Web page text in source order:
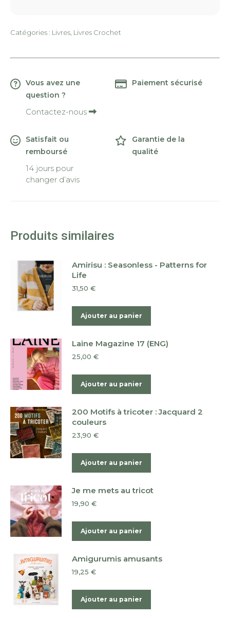
Catégories : Livres Livres Crochet
Vous avez une
question ?
Contactez-nous
Paiement sécurisé
Satisfait ou
remboursé
14 jours pour
changer d’avis
Garantie de la
qualité
Produits similaires
Amirisu : Seasonless - Patterns for
Life
31,50 €
Ajouter au panier
Laine Magazine 17 (ENG)
25,00 €
Ajouter au panier
200 Motifs à tricoter : Jacquard 2
couleurs
23,90 €
Ajouter au panier
Je me mets au tricot
19,90 €
Ajouter au panier
Amigurumis amusants
19,25 €
Ajouter au panier